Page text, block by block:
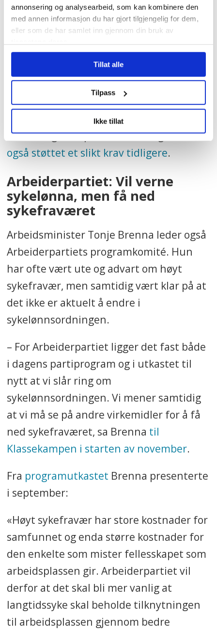
annonsering og analysearbeid, som kan kombinere den
med annen informasjon du har gjort tilgjengelig for dem,
eller som de har samlet inn gjennom din bruk av
Tillat alle
Tilpass
Ikke tillat
usolidarisk eller usosialt å kutte i
sykelønna. Dersom du har sykelønn er du
en del av arbeidsstyrken i Norge, og
dermed ikke en av de svakeste i
samfunnet, sa daværende KrFU-leder
Martine Tønnessenda kravet ble
. Senterungdommen og
MDGs ungdomsparti Grønn Ungdom har
også støttet et slikt krav tidligere.
Arbeiderpartiet: Vil verne
sykelønna, men få ned
sykefraværet
Arbeidsminister Tonje Brenna leder også
Arbeiderpartiets programkomité. Hun
har ofte vært ute og advart om høyt
sykefravær, men samtidig vært klar på at
det ikke er aktuelt å endre i
sykelønnsordningen.
– For Arbeiderpartiet ligger det fast både
i dagens partiprogram og i utkastet til
nytt at vi slår ring om
sykelønnsordningen. Vi mener samtidig
at vi må se på andre virkemidler for å få
ned sykefraværet, sa Brenna til
Klassekampen i starten av november.
Fra programutkastet Brenna presenterte
i september:
«Høyt sykefravær har store kostnader for
samfunnet og enda større kostnader for
den enkelte som mister fellesskapet som
arbeidsplassen gir. Arbeiderpartiet vil
derfor at det skal bli mer vanlig at
langtidssyke skal beholde tilknytningen
til arbeidsplassen gjennom bedre